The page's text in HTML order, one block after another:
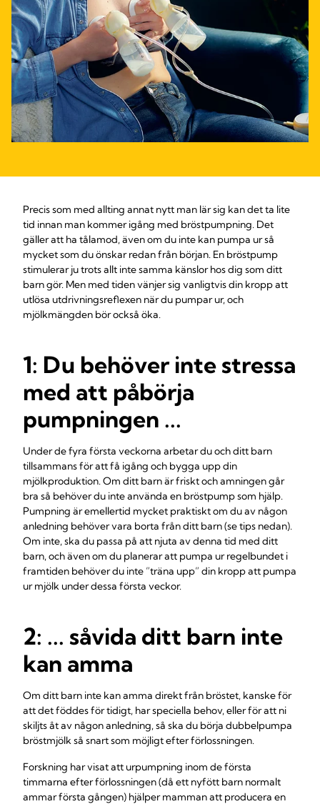
Precis som med allting annat nytt man lär sig kan det ta lite
tid innan man kommer igång med bröstpumpning. Det
gäller att ha tålamod, även om du inte kan pumpa ur så
mycket som du önskar redan från början. En bröstpump
stimulerar ju trots allt inte samma känslor hos dig som ditt
barn gör. Men med tiden vänjer sig vanligtvis din kropp att
utlösa utdrivningsreflexen när du pumpar ur, och
mjölkmängden bör också öka.
1: Du behöver inte stressa
med att påbörja
pumpningen ...
Under de fyra första veckorna arbetar du och ditt barn
tillsammans för att få igång och bygga upp din
mjölkproduktion. Om ditt barn är friskt och amningen går
bra så behöver du inte använda en bröstpump som hjälp.
Pumpning är emellertid mycket praktiskt om du av någon
anledning behöver vara borta från ditt barn (se tips nedan).
Om inte, ska du passa på att njuta av denna tid med ditt
barn, och även om du planerar att pumpa ur regelbundet i
framtiden behöver du inte ”träna upp” din kropp att pumpa
ur mjölk under dessa första veckor.
2: ... såvida ditt barn inte
kan amma
Om ditt barn inte kan amma direkt från bröstet, kanske för
att det föddes för tidigt, har speciella behov, eller för att ni
skiljts åt av någon anledning, så ska du börja dubbelpumpa
bröstmjölk så snart som möjligt efter förlossningen.
Forskning har visat att urpumpning inom de första
timmarna efter förlossningen (då ett nyfött barn normalt
ammar första gången) hjälper mamman att producera en